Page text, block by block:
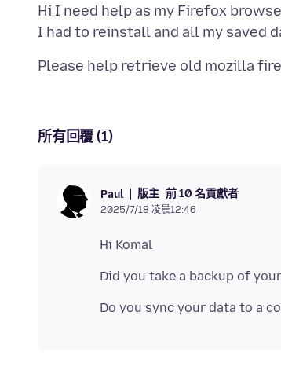
Hi I need help as my Firefox
所有回覆 (1)
Paul 版主 前 10 名貢獻者
2025/7/18 凌晨12:46